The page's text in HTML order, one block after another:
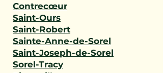
Contrecœur
Saint-Ours
Saint-Robert
Sainte-Anne-de-Sorel
Saint-Joseph-de-Sorel
Sorel-Tracy